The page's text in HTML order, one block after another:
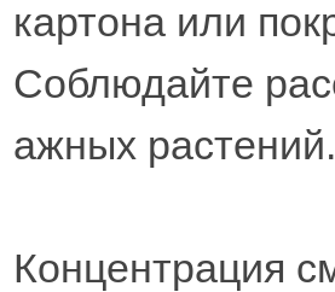
картона или
Соблюдайте
ажных растений.
Концентрация